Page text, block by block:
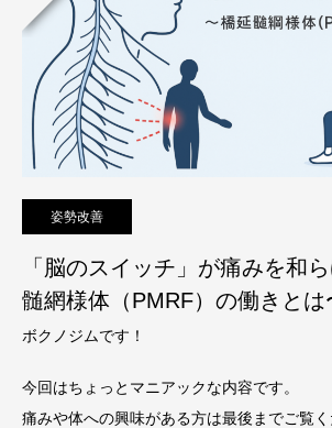
姿勢改善
「脳のスイッチ」が痛みを和
髄網様体（PMRF）の働きとは
ボクノジムです！
今回はちょっとマニアックな内容です。
痛みや体への興味がある方は最後までご覧く